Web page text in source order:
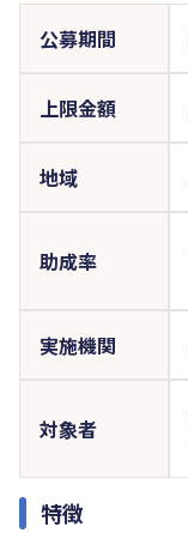
公募期間
上限金額
地域
助成率
実施機関
対象者
特徴